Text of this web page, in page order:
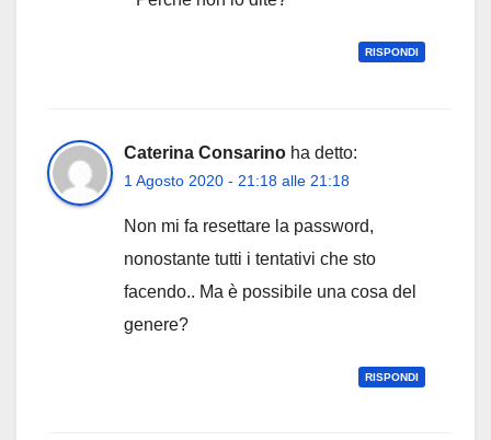
RISPONDI
Caterina Consarino ha detto:
1 Agosto 2020 - 21:18 alle 21:18
Non mi fa resettare la password,
nonostante tutti i tentativi che sto
facendo.. Ma è possibile una cosa del
genere?
RISPONDI